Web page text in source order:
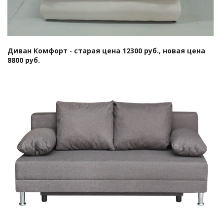
Диван Комфорт - старая цена 12300 руб., новая цена
8800 руб.